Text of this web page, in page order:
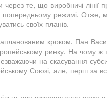
те, що виробничі лінії
попередньому режимі. Отже,
своїх планів.
кроком. Пан
ринку. На чому ж
на скасування
Союзі, але, перш за